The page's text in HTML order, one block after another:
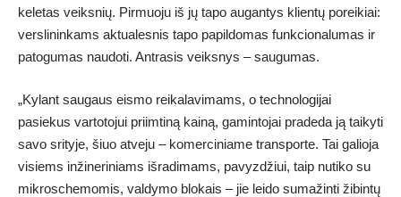
keletas veiksnių. Pirmuoju iš jų tapo augantys klientų poreikiai:
verslininkams aktualesnis tapo papildomas funkcionalumas ir
patogumas naudoti. Antrasis veiksnys – saugumas.
„Kylant saugaus eismo reikalavimams, o technologijai
pasiekus vartotojui priimtiną kainą, gamintojai pradeda ją taikyti
savo srityje, šiuo atveju – komerciniame transporte. Tai galioja
visiems inžineriniams išradimams, pavyzdžiui, taip nutiko su
mikroschemomis, valdymo blokais – jie leido sumažinti žibintų